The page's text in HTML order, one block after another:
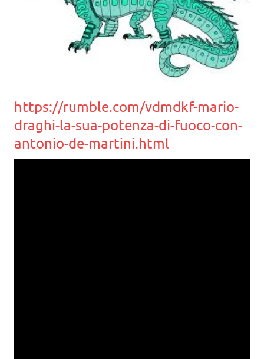
https://rumble.com/vdmdkf-mario-
draghi-la-sua-potenza-di-fuoco-con-
antonio-de-martini.html